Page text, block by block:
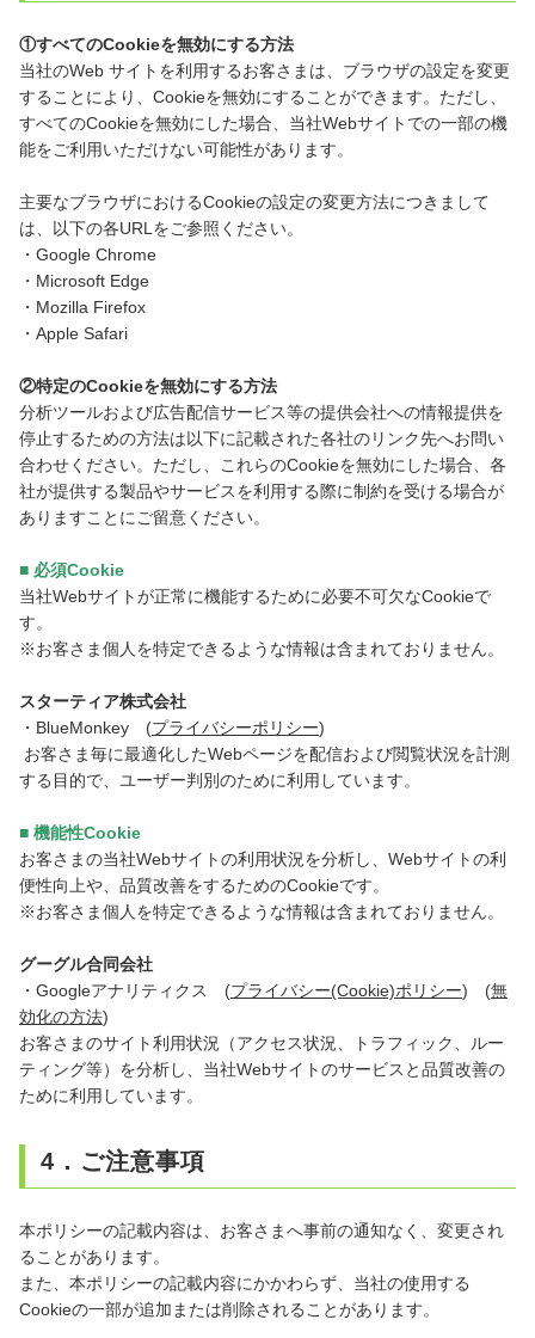
①すべてのCookieを無効にする方法
当社のWeb サイトを利用するお客さまは、ブラウザの設定を変更
することにより、Cookieを無効にすることができます。ただし、
すべてのCookieを無効にした場合、当社Webサイトでの一部の機
能をご利用いただけない可能性があります。
主要なブラウザにおけるCookieの設定の変更方法につきまして
は、以下の各URLをご参照ください。
・ Google Chrome
・ Microsoft Edge
・ Mozilla Firefox
・ Apple Safari
②特定のCookieを無効にする方法
分析ツールおよび広告配信サービス等の提供会社への情報提供を
停止するための方法は以下に記載された各社のリンク先へお問い
合わせください。ただし、これらのCookieを無効にした場合、各
社が提供する製品やサービスを利用する際に制約を受ける場合が
ありますことにご留意ください。
■ 必須Cookie
当社Webサイトが正常に機能するために必要不可欠なCookieで
す。
※お客さま個人を特定できるような情報は含まれておりません。
スターティア株式会社
・BlueMonkey (プライバシーポリシー)
お客さま毎に最適化したWebページを配信および閲覧状況を計測
する目的で、ユーザー判別のために利用しています。
■ 機能性Cookie
お客さまの当社Webサイトの利用状況を分析し、Webサイトの利
便性向上や、品質改善をするためのCookieです。
※お客さま個人を特定できるような情報は含まれておりません。
グーグル合同会社
・Googleアナリティクス (プライバシー(Cookie)ポリシー) (無
効化の方法)
お客さまのサイト利用状況（アクセス状況、トラフィック、ルー
ティング等）を分析し、当社Webサイトのサービスと品質改善の
ために利用しています。
4．ご注意事項
本ポリシーの記載内容は、お客さまへ事前の通知なく、変更され
ることがあります。
また、本ポリシーの記載内容にかかわらず、当社の使用する
Cookieの一部が追加または削除されることがあります。